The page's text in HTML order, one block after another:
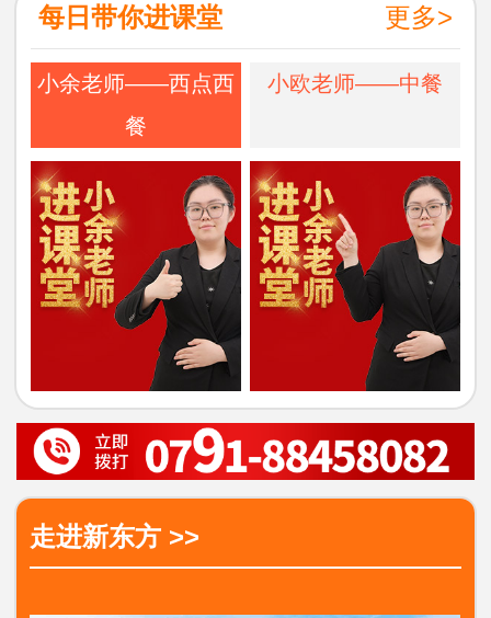
每日带你进课堂 更多>
小余老师——西点西
餐
小欧老师——中餐
走进新东方 >>